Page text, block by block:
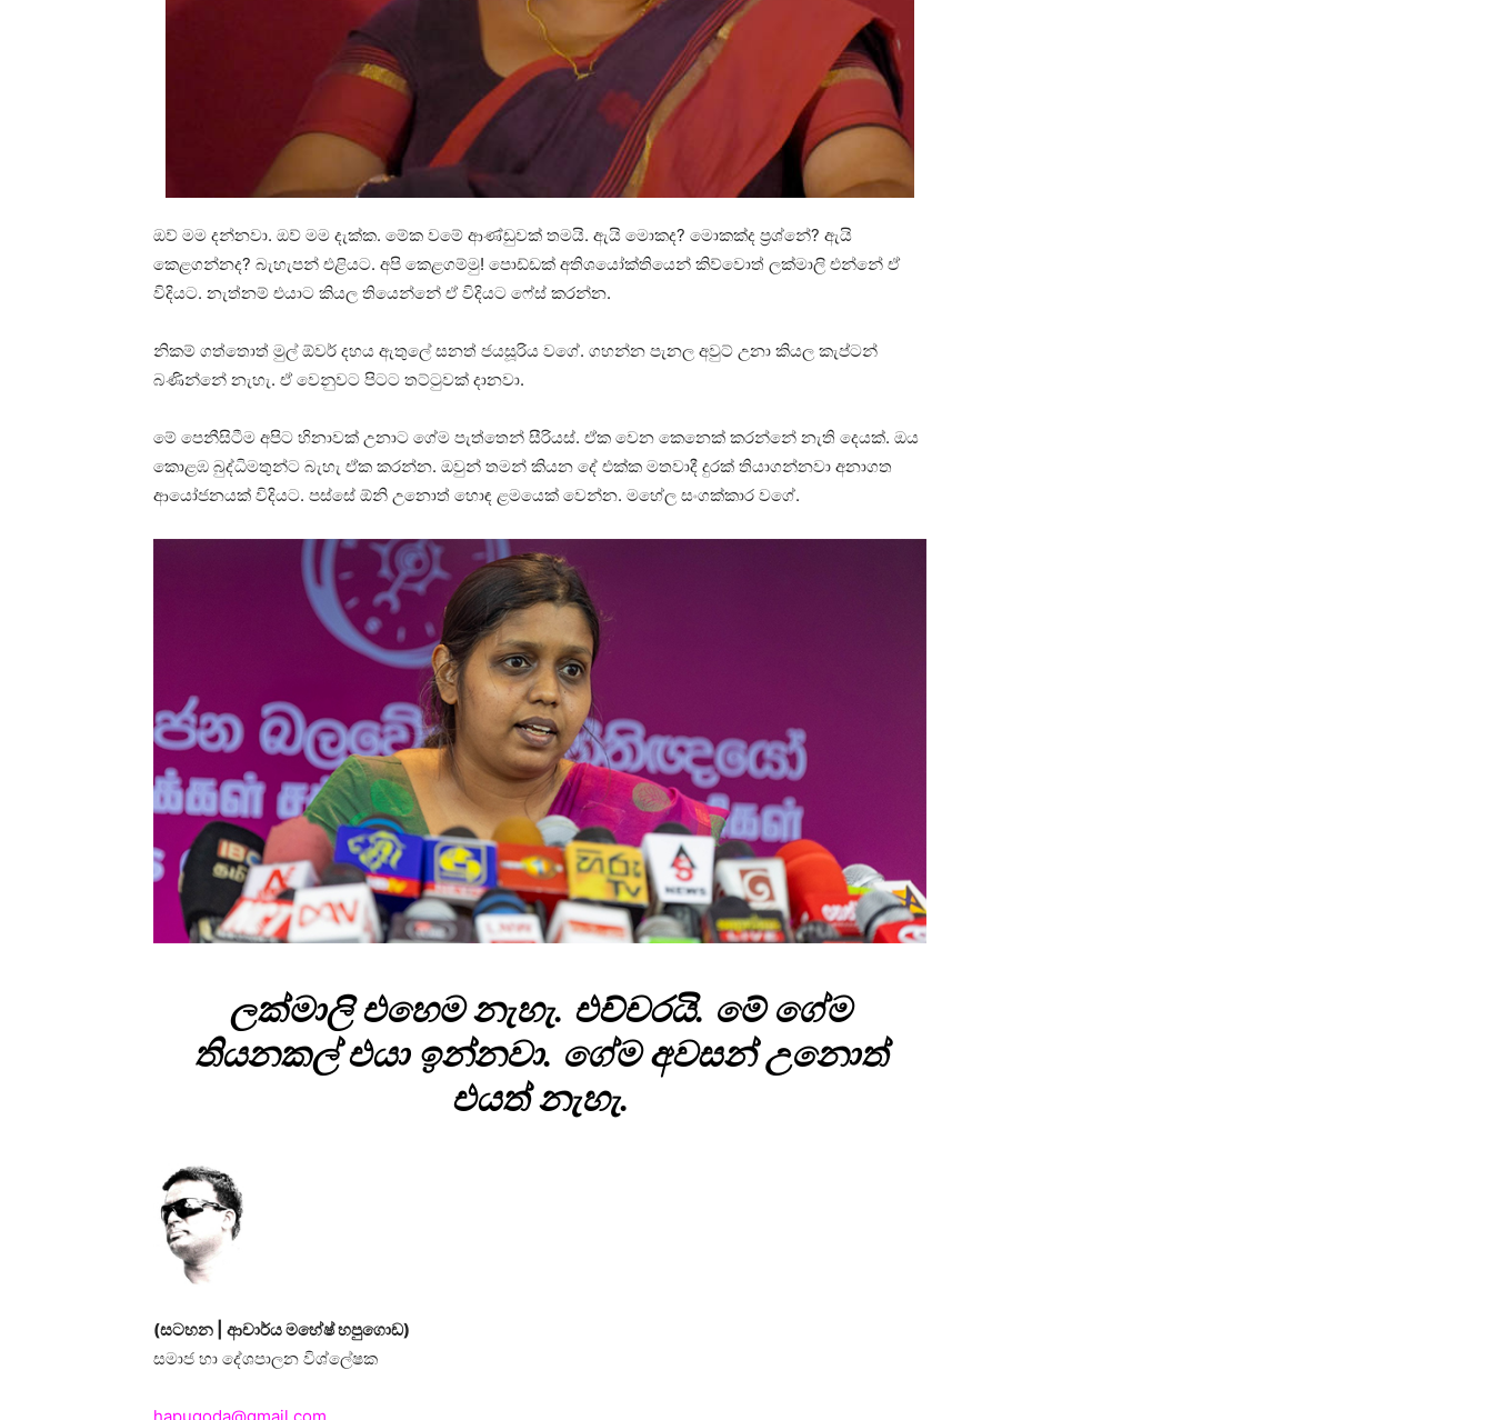
ඔව් මම දන්නවා. ඔව් මම දැක්ක. මේක වමේ ආණ්ඩුවක් තමයි. ඇයි මොකද? මොකක්ද ප්‍රශ්නේ? ඇයි
කෙළගන්නද? බැහැපන් එළියට. අපි කෙළගම්මු! පොඩ්ඩක් අතිශයෝක්තියෙන් කිව්වොත් ලක්මාලි එන්නේ ඒ
විදියට. නැත්නම් එයාට කියල තියෙන්නේ ඒ විදියට ෆේස් කරන්න.
නිකම් ගත්තොත් මුල් ඕවර් දහය ඇතුලේ සනත් ජයසූරිය වගේ. ගහන්න පැනල අවුට් උනා කියල කැප්ටන්
බණින්නේ නැහැ. ඒ වෙනුවට පිටට තට්ටුවක් දානවා.
මේ පෙනීසිටීම අපිට හිනාවක් උනාට ගේම පැත්තෙන් සීරියස්. ඒක වෙන කෙනෙක් කරන්නේ නැති දෙයක්. ඔය
කොළඹ බුද්ධිමතුන්ට බැහැ ඒක කරන්න. ඔවුන් තමන් කියන දේ එක්ක මතවාදී දුරක් තියාගන්නවා අනාගත
ආයෝජනයක් විදියට. පස්සේ ඕනි උනොත් හොඳ ළමයෙක් වෙන්න. මහේල සංගක්කාර වගේ.
ලක්මාලි එහෙම නැහැ. එච්චරයි. මේ ගේම
තියනකල් එයා ඉන්නවා. ගේම අවසන් උනොත්
එයත් නැහැ.
(සටහන | ආචාර්ය මහේෂ් හපුගොඩ)
සමාජ හා දේශපාලන විශ්ලේෂක